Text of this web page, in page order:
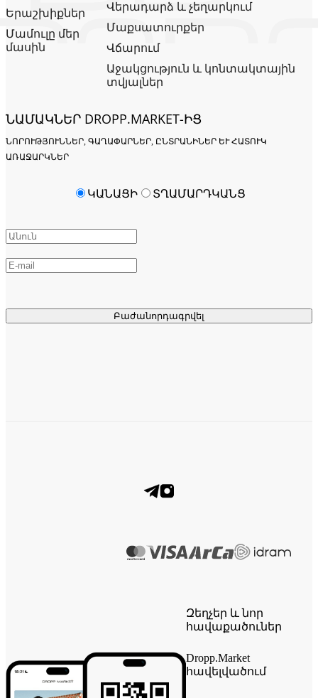
Երաշխիքներ
Մամուլը մեր
մասին
Վերադարձ և չեղարկում
Մաքսատուրքեր
Վճարում
Աջակցություն և կոնտակտային
տվյալներ
ՆԱՄԱԿՆԵՐ DROPP.MARKET-ԻՑ
ՆՈՐՈՒԹՅՈՒՆՆԵՐ, ԳԱՂԱՓԱՐՆԵՐ, ԸՆՏՐԱՆԻՆԵՐ ԵՒ ՀԱՏՈՒԿ Ա
ՌԱՋԱՐԿՆԵՐ
Բաժանորդագրվել
ԿԱՆԱՑԻ ՏՂԱՄԱՐԴԿԱՆՑ
Զեղչեր և նոր
հավաքածուներ
Dropp.Market
հավելվածում